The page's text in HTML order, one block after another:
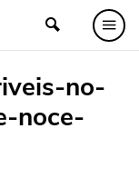
no-
noce-